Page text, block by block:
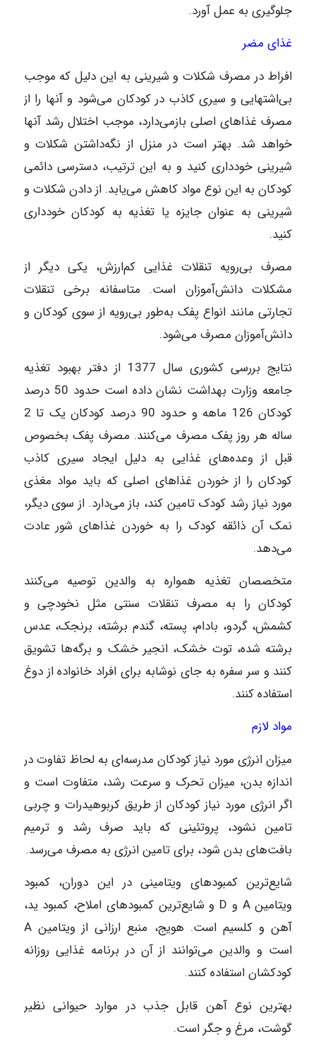
جلوگیری به عمل آورد.
غذای مضر
افراط در مصرف شکلات و شیرینی به این دلیل که موجب
بی‌اشتهایی و سیری کاذب در کودکان می‌شود و آنها را از
مصرف غذاهای اصلی بازمی‌دارد، موجب اختلال رشد آنها
خواهد شد. بهتر است در منزل از نگه‌داشتن شکلات و
شیرینی خودداری کنید و به این ترتیب، دسترسی دائمی
کودکان به این نوع مواد کاهش می‌یابد. از دادن شکلات و
شیرینی به عنوان جایزه یا تغذیه به کودکان خودداری
کنید.
مصرف بی‌رویه تنقلات غذایی کم‌ارزش، یکی دیگر از
مشکلات دانش‌آموزان است. متاسفانه برخی تنقلات
تجارتی مانند انواع پفک به‌طور بی‌رویه از سوی کودکان و
دانش‌آموزان مصرف می‌شود.
نتایج بررسی کشوری سال 1377 از دفتر بهبود تغذیه
جامعه وزارت بهداشت نشان داده است حدود 50 درصد
کودکان 126 ماهه و حدود 90 درصد کودکان یک تا 2
ساله هر روز پفک مصرف می‌کنند. مصرف پفک بخصوص
قبل از وعده‌های غذایی به دلیل ایجاد سیری کاذب
کودکان را از خوردن غذاهای اصلی که باید مواد مغذی
مورد نیاز رشد کودک تامین کند، باز می‌دارد. از سوی دیگر،
نمک آن ذائقه کودک را به خوردن غذاهای شور عادت
می‌دهد.
متخصصان تغذیه همواره به والدین توصیه می‌کنند
کودکان را به مصرف تنقلات سنتی مثل نخودچی و
کشمش، گردو، بادام،‌ پسته، گندم برشته، برنجک، عدس
برشته شده، توت خشک، انجیر خشک و برگه‌ها تشویق
کنند و سر سفره به جای نوشابه برای افراد خانواده از دوغ
استفاده کنند.
مواد لازم‌
میزان انرژی مورد نیاز کودکان مدرسه‌ای به لحاظ تفاوت در
اندازه بدن، میزان تحرک و سرعت رشد، متفاوت است و
اگر انرژی مورد نیاز کودکان از طریق کربوهیدرات و چربی
تامین نشود، پروتئینی که باید صرف رشد و ترمیم
بافت‌های بدن ‌شود، برای تامین انرژی به مصرف می‌رسد.
شایع‌ترین کمبودهای ویتامینی در این دوران، کمبود
ویتامین A و D و شایع‌ترین کمبودهای املاح، کمبود ید،
آهن و کلسیم است. هویج، منبع ارزانی از ویتامین A
است و والدین می‌توانند از آن در برنامه غذایی روزانه
کودکشان استفاده کنند.
بهترین نوع آهن قابل جذب در موارد حیوانی نظیر
گوشت، مرغ و جگر است.